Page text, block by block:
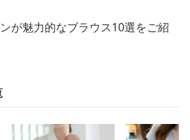
が魅力的なブラウス10選をご紹